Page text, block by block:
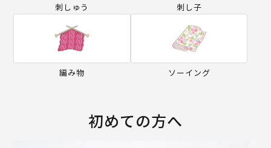
刺しゅう 刺し子
編み物 ソーイング
初めての方へ